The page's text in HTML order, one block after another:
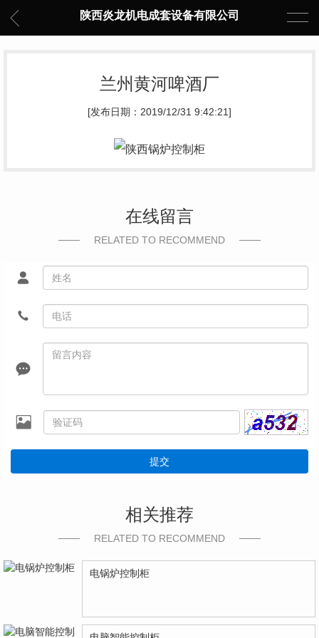
陕西炎龙机电成套设备有限公司
兰州黄河啤酒厂
[发布日期：2019/12/31 9:42:21]
在线留言
RELATED TO RECOMMEND
提交
相关推荐
RELATED TO RECOMMEND
电锅炉控制柜